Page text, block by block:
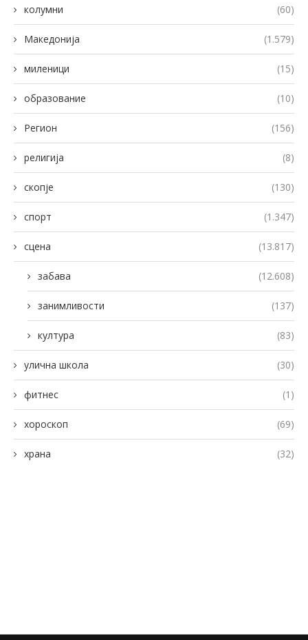
колумни (60)
Македонија (1.579)
миленици (15)
образование (10)
Регион (156)
религија (8)
скопје (130)
спорт (1.347)
сцена (13.817)
забава (12.608)
занимливости (137)
култура (83)
улична школа (30)
фитнес (1)
хороскоп (69)
храна (32)